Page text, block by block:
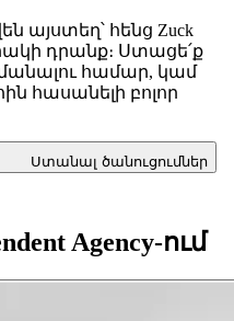
այստեղ՝ հենց Zuck
դրանք։ Ստացե՛ք
համար, կամ
հասանելի բոլոր
Ստանալ ծանուցումներ
Agency-ում